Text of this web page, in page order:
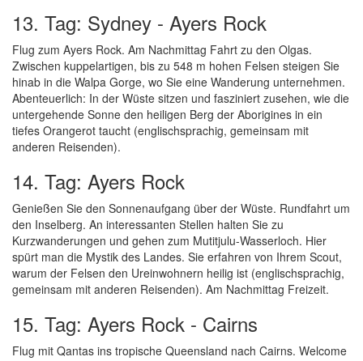
13. Tag: Sydney - Ayers Rock
Flug zum Ayers Rock. Am Nachmittag Fahrt zu den Olgas.
Zwischen kuppelartigen, bis zu 548 m hohen Felsen steigen Sie
hinab in die Walpa Gorge, wo Sie eine Wanderung unternehmen.
Abenteuerlich: In der Wüste sitzen und fasziniert zusehen, wie die
untergehende Sonne den heiligen Berg der Aborigines in ein
tiefes Orangerot taucht (englischsprachig, gemeinsam mit
anderen Reisenden).
14. Tag: Ayers Rock
Genießen Sie den Sonnenaufgang über der Wüste. Rundfahrt um
den Inselberg. An interessanten Stellen halten Sie zu
Kurzwanderungen und gehen zum Mutitjulu-Wasserloch. Hier
spürt man die Mystik des Landes. Sie erfahren von Ihrem Scout,
warum der Felsen den Ureinwohnern heilig ist (englischsprachig,
gemeinsam mit anderen Reisenden). Am Nachmittag Freizeit.
15. Tag: Ayers Rock - Cairns
Flug mit Qantas ins tropische Queensland nach Cairns. Welcome